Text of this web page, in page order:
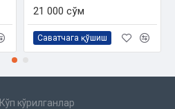
21 000 сўм
Саватчага қўшиш
Кўп кўрилганлар